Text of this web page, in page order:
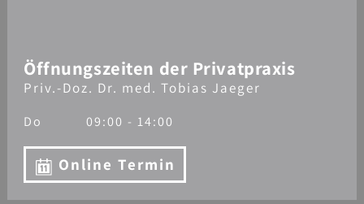
Öffnungszeiten der Privatpraxis
Priv.-Doz. Dr. med. Tobias Jaeger
Do 09:00 - 14:00
Online Termin